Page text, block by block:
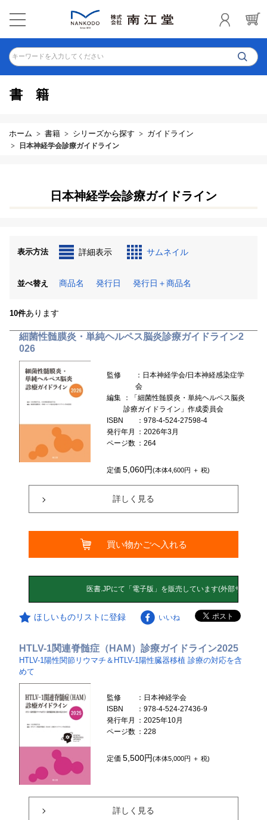
キーワードを入力してください
書籍
ホーム 書籍 シリーズから探す ガイドライン
日本神経学会診療ガイドライン
日本神経学会診療ガイドライン
表示方法 詳細表示 サムネイル
並べ替え 商品名 発行日 発行日＋商品名
10件あります
細菌性髄膜炎・単純ヘルペス脳炎診療ガイドライン2
026
監修
：日本神経学会/日本神経感染症学
会
編集
：「細菌性髄膜炎・単純ヘルペス脳炎
診療ガイドライン」作成委員会
ISBN
：978-4-524-27598-4
発行年月
：2026年3月
ページ数 ：264
定価5,060円(本体4,600円 ＋ 税)
詳しく見る
買い物かごへ入れる
ほしいものリストに登録 いいね
HTLV-1関連脊髄症（HAM）診療ガイドライン2025
HTLV-1陽性関節リウマチ＆HTLV-1陽性臓器移植 診療の対応を含
めて
監修
：日本神経学会
ISBN
：978-4-524-27436-9
発行年月
：2025年10月
ページ数 ：228
定価5,500円(本体5,000円 ＋ 税)
詳しく見る